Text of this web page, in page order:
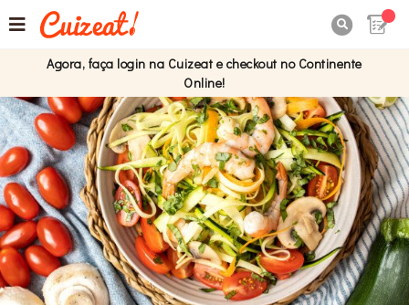

Agora, faça login na Cuizeat e checkout no Continente
Online!